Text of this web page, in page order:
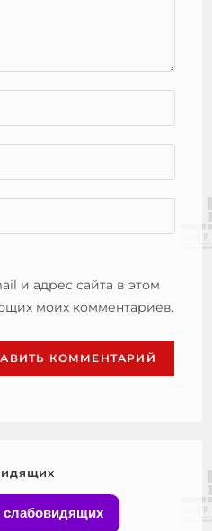
и адрес сайта в этом
моих комментариев.
слабовидящих